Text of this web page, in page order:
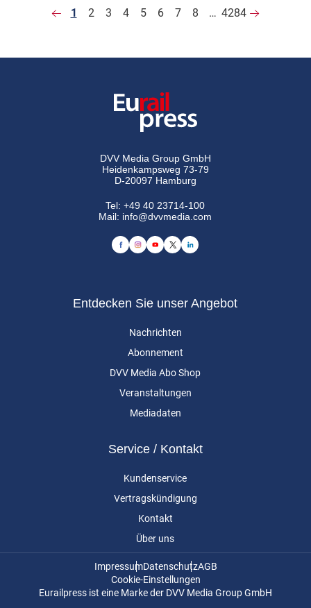
1 2 3 4 5 6 7 8 … 4284
DVV Media Group GmbH
Heidenkampsweg 73-79
D-20097 Hamburg
Tel:+49 40 23714-100
Mail: info@dvvmedia.com
Entdecken Sie unser Angebot
Nachrichten
Abonnement
DVV Media Abo Shop
Veranstaltungen
Mediadaten
Service / Kontakt
Kundenservice
Vertragskündigung
Kontakt
Über uns
ImpressumDatenschutzAGB
Cookie-Einstellungen
Eurailpress ist eine Marke der DVV Media Group GmbH